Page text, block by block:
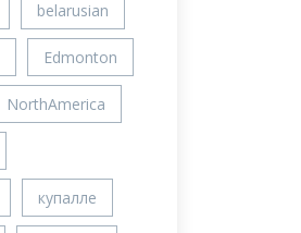
belarusian
Edmonton
NorthAmerica
купалле